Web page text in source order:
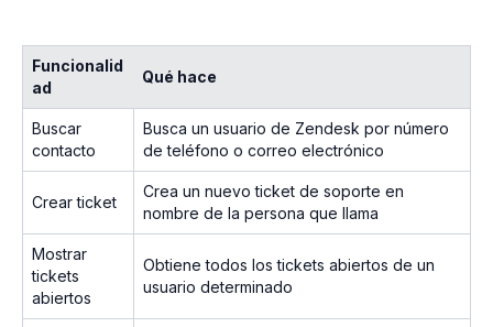
Funcionalid
ad
Qué hace
Buscar
contacto
Busca un usuario de Zendesk por número
de teléfono o correo electrónico
Crear ticket
Crea un nuevo ticket de soporte en
nombre de la persona que llama
Mostrar
tickets
abiertos
Obtiene todos los tickets abiertos de un
usuario determinado